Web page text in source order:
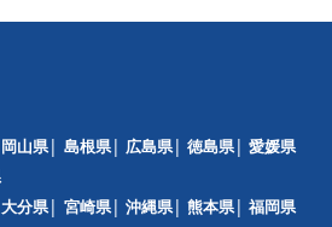
岡山県 島根県 広島県 徳島県
愛媛県
大分県 宮崎県 沖縄県 熊本県
福岡県